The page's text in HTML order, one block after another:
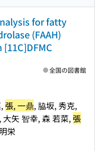
for fatty
(FAAH)
張, 一鼎, 脇坂, 秀克,
矢 智幸, 森 若菜,張
栄
全国の図書館